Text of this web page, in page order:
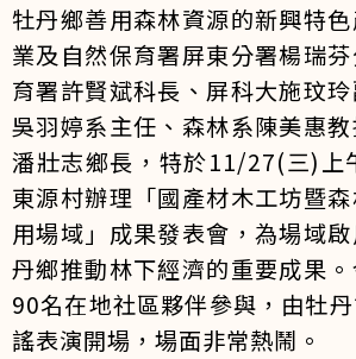
牡丹鄉善用森林資源的新興特
業及自然保育署屏東分署楊瑞
育署許賢斌科長、屏科大施玟
吳羽婷系主任、森林系陳美惠
潘壯志鄉長，特於11/27(三)上
東源村辦理「國產材木工坊暨
用場域」成果發表會，為場域
丹鄉推動林下經濟的重要成果
90名在地社區夥伴參與，由牡
謠表演開場，場面非常熱鬧。